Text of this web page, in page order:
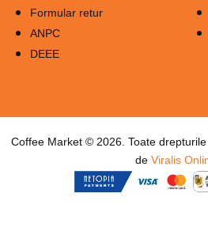
Formular retur
ANPC
DEEE
Coffee Market © 2026. Toate
de Viralis